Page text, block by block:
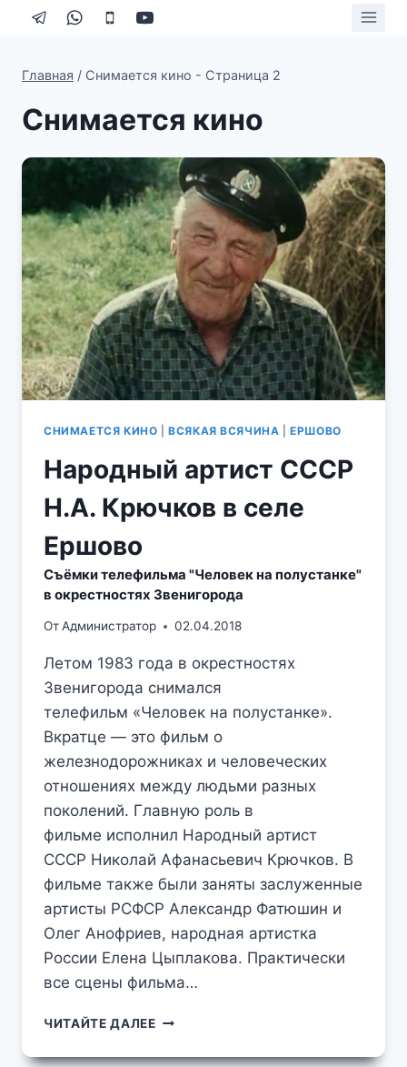
Перейти
Главная / Снимается кино - Страница 2
Снимается кино
СНИМАЕТСЯ КИНО |ВСЯКАЯ ВСЯЧИНА |ЕРШОВО
Народный артист СССР
Н.А. Крючков в селе
Ершово
Съёмки телефильма "Человек на полустанке"
в окрестностях Звенигорода
ОтАдминистратор 02.04.2018
Летом 1983 года в окрестностях
Звенигорода снимался
телефильм «Человек на полустанке».
Вкратце — это фильм о
железнодорожниках и человеческих
отношениях между людьми разных
поколений. Главную роль в
фильме исполнил Народный артист
СССР Николай Афанасьевич Крючков. В
фильме также были заняты заслуженные
артисты РСФСР Александр Фатюшин и
Олег Анофриев, народная артистка
России Елена Цыплакова. Практически
все сцены фильма…
ЧИТАЙТЕ ДАЛЕЕНАРОДНЫЙ
СССР